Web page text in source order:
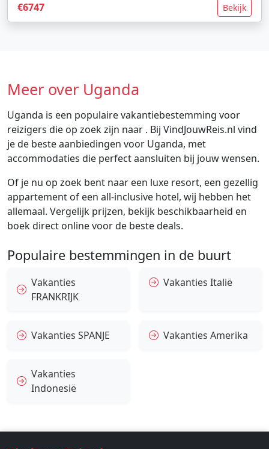
€6747 Bekijk
Meer over Uganda
Uganda is een populaire vakantiebestemming voor
reizigers die op zoek zijn naar . Bij VindJouwReis.nl vind
je de beste aanbiedingen voor Uganda, met
accommodaties die perfect aansluiten bij jouw wensen.
Of je nu op zoek bent naar een luxe resort, een gezellig
appartement of een all-inclusive hotel, wij hebben het
allemaal. Vergelijk prijzen, bekijk beschikbaarheid en
boek direct online voor de beste deals.
Populaire bestemmingen in de buurt
Vakanties
FRANKRIJK
Vakanties Italië
Vakanties SPANJE Vakanties Amerika
Vakanties
Indonesië